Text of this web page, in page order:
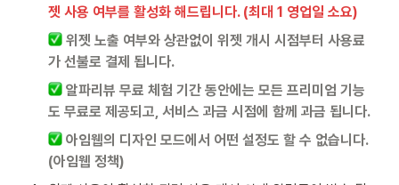
젯 사용 여부를 활성화 해드립니다. (최대 1 영업일 소요)
위젯 노출 여부와 상관없이 위젯 개시 시점부터 사용료
가 선불로 결제 됩니다.
알파리뷰 무료 체험 기간 동안에는 모든 프리미엄 기능
도 무료로 제공되고, 서비스 과금 시점에 함께 과금 됩니다.
아임웹의 디자인 모드에서 어떤 설정도 할 수 없습니다.
(아임웹 정책)